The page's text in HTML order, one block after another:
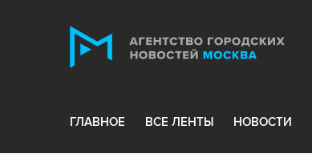
ГЛАВНОЕ ВСЕ ЛЕНТЫ НОВОСТИ